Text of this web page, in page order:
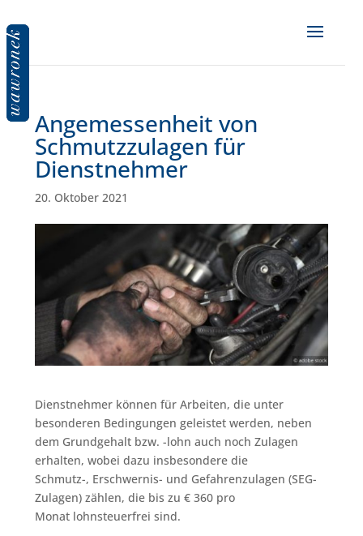
Angemessenheit von
Schmutzzulagen für
Dienstnehmer
20. Oktober 2021
Dienstnehmer können für Arbeiten, die unter
besonderen Bedingungen geleistet werden, neben
dem Grundgehalt bzw. -lohn auch noch Zulagen
erhalten, wobei dazu insbesondere die
Schmutz-, Erschwernis- und Gefahrenzulagen (SEG-
Zulagen) zählen, die bis zu € 360 pro
Monat lohnsteuerfrei sind.